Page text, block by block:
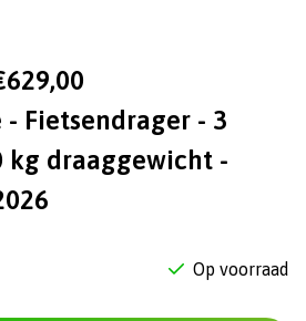
- Fietsendrager - 3
kg draaggewicht -
Op voorraad